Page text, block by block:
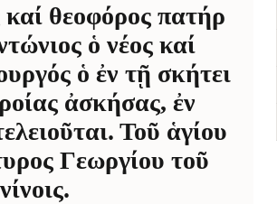
θεοφόρος πατήρ
ὁ νέος καί
ὁ ἐν τῇ σκήτει
ἀσκήσας, ἐν
Τοῦ ἁγίου
Γεωργίου τοῦ